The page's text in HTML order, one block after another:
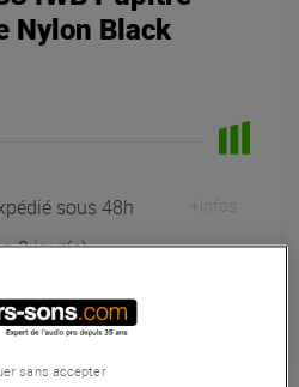
Nylon Black
sous 48h +infos
3 jour(s)
3 ans
sans accepter